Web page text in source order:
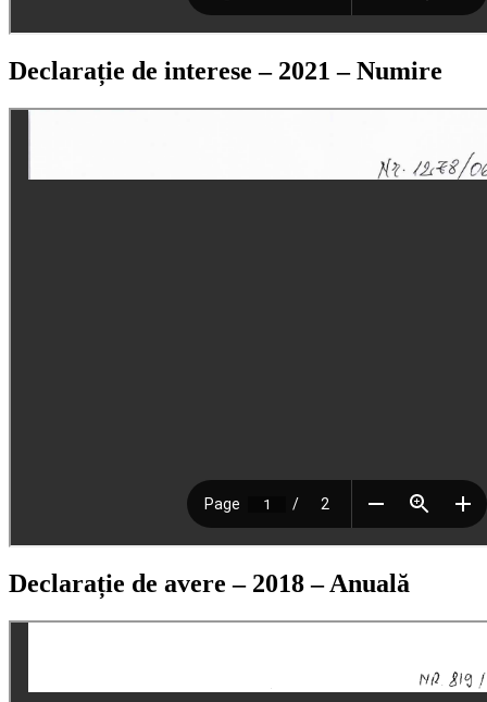
Declarație de interese – 2021 – Numire
Declarație de avere – 2018 – Anuală